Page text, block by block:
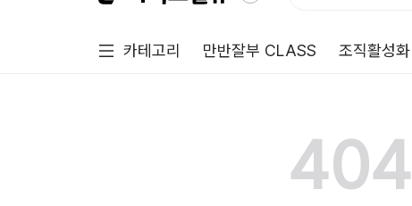
카테고리 만반잘부 CLASS 조직활성화
404